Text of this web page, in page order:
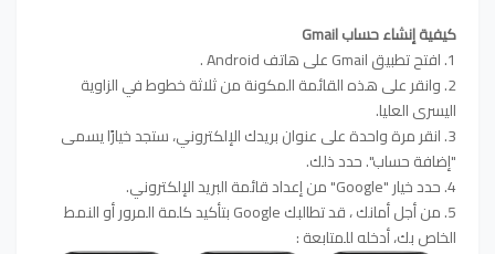
كيفية إنشاء حساب Gmail
1. افتح تطبيق Gmail على هاتف Android .
2. وانقر على هذه القائمة المكونة من ثلاثة خطوط في الزاوية
اليسرى العليا.
3. انقر مرة واحدة على عنوان بريدك الإلكتروني، ستجد خيارًا يسمى
"إضافة حساب". حدد ذلك.
4. حدد خيار "Google" من إعداد قائمة البريد الإلكتروني.
5. من أجل أمانك ، قد تطالبك Google بتأكيد كلمة المرور أو النمط
الخاص بك، أدخله للمتابعة :